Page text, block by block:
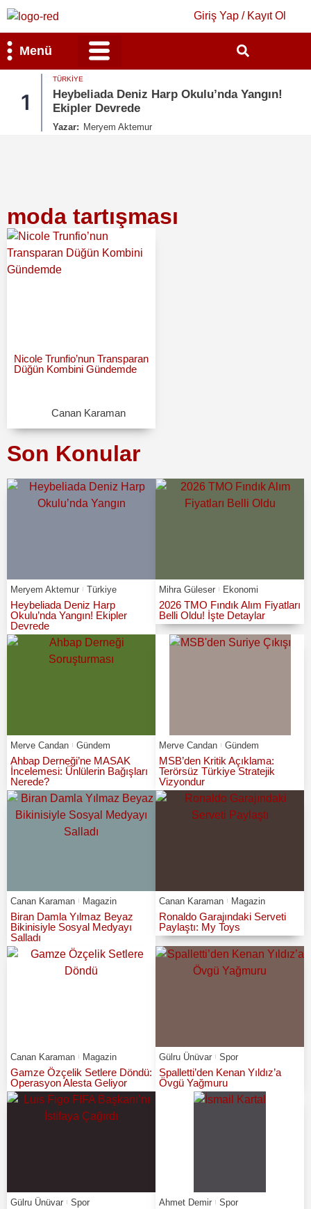
Giriş Yap / Kayıt Ol
Menü
1
TÜRKIYE
Heybeliada Deniz Harp Okulu’nda Yangın!
Ekipler Devrede
Yazar: Meryem Aktemur
moda tartışması
Nicole Trunfio’nun Transparan
Düğün Kombini Gündemde
Canan Karaman
Son Konular
Meryem Aktemur Türkiye
Heybeliada Deniz Harp
Okulu’nda Yangın! Ekipler
Devrede
Mihra Güleser Ekonomi
2026 TMO Fındık Alım Fiyatları
Belli Oldu! İşte Detaylar
Merve Candan Gündem
Ahbap Derneği’ne MASAK
İncelemesi: Ünlülerin Bağışları
Nerede?
Merve Candan Gündem
MSB’den Kritik Açıklama:
Terörsüz Türkiye Stratejik
Vizyondur
Canan Karaman Magazin
Biran Damla Yılmaz Beyaz
Bikinisiyle Sosyal Medyayı
Salladı
Canan Karaman Magazin
Ronaldo Garajındaki Serveti
Paylaştı: My Toys
Canan Karaman Magazin
Gamze Özçelik Setlere Döndü:
Operasyon Alesta Geliyor
Gülru Ünüvar Spor
Spalletti’den Kenan Yıldız’a
Övgü Yağmuru
Gülru Ünüvar Spor Ahmet Demir Spor